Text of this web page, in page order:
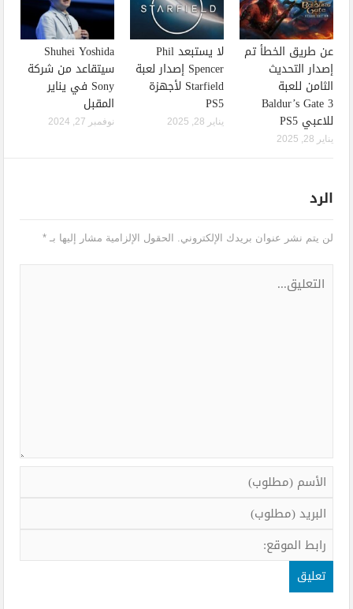
عن طريق الخطأ تم
إصدار التحديث
الثامن للعبة
Baldur’s Gate 3
للاعبي PS5
يناير 28, 2025
لا يستبعد Phil
Spencer إصدار لعبة
Starfield لأجهزة
PS5
يناير 28, 2025
Shuhei Yoshida
سيتقاعد من شركة
Sony في يناير
المقبل
نوفمبر 27, 2024
الرد
لن يتم نشر عنوان بريدك الإلكتروني. الحقول الإلزامية مشار إليها بـ*